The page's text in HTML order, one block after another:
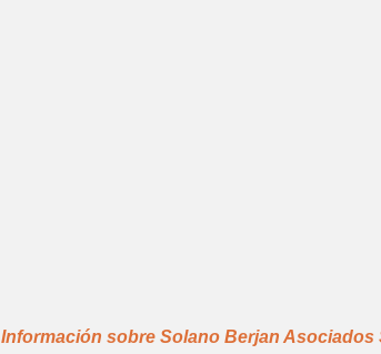
Información sobre Solano Berjan Asociados